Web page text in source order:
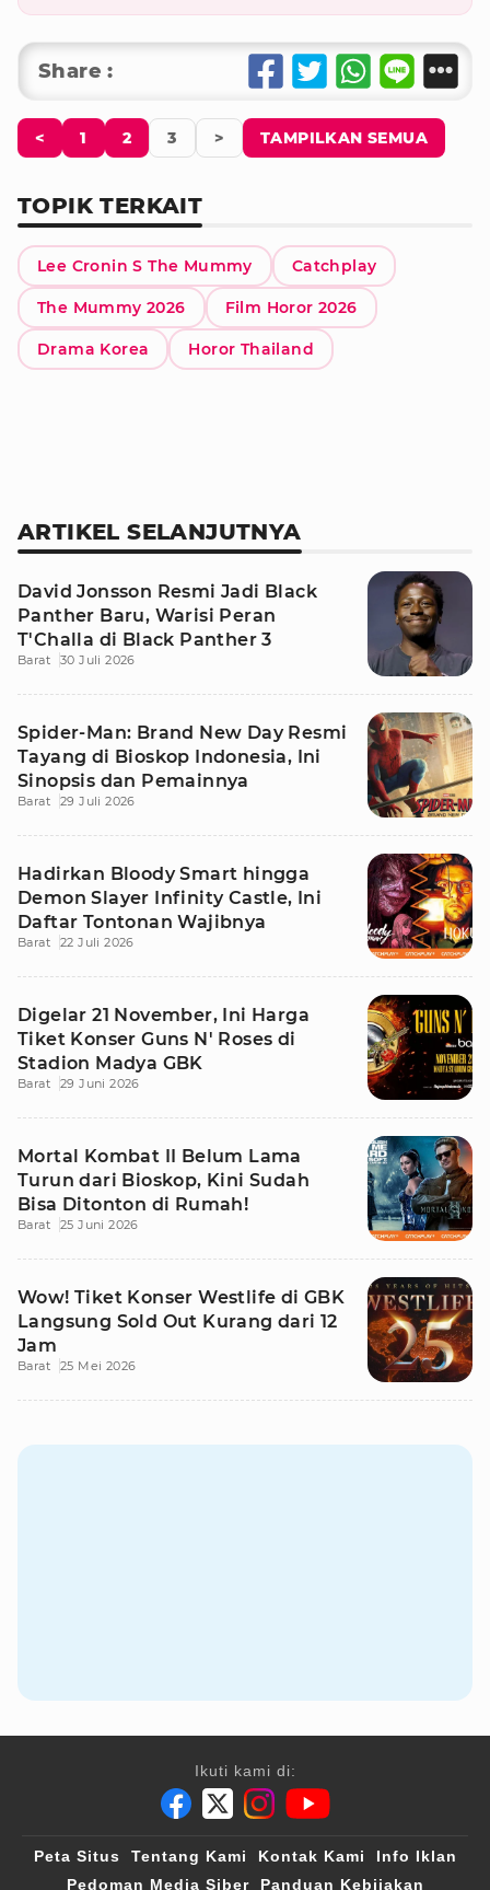
Share :
< 1 2 3 > TAMPILKAN SEMUA
TOPIK TERKAIT
Lee Cronin S The Mummy Catchplay
The Mummy 2026 Film Horor 2026
Drama Korea Horor Thailand
ARTIKEL SELANJUTNYA
David Jonsson Resmi Jadi Black
Panther Baru, Warisi Peran
T'Challa di Black Panther 3
Barat 30 Juli 2026
Spider-Man: Brand New Day Resmi
Tayang di Bioskop Indonesia, Ini
Sinopsis dan Pemainnya
Barat 29 Juli 2026
Hadirkan Bloody Smart hingga
Demon Slayer Infinity Castle, Ini
Daftar Tontonan Wajibnya
Barat 22 Juli 2026
Digelar 21 November, Ini Harga
Tiket Konser Guns N' Roses di
Stadion Madya GBK
Barat 29 Juni 2026
Mortal Kombat II Belum Lama
Turun dari Bioskop, Kini Sudah
Bisa Ditonton di Rumah!
Barat 25 Juni 2026
Wow! Tiket Konser Westlife di GBK
Langsung Sold Out Kurang dari 12
Jam
Barat 25 Mei 2026
Ikuti kami di:
Peta Situs Tentang Kami Kontak Kami
Info Iklan
Pedoman Media Siber
Panduan Kebijakan